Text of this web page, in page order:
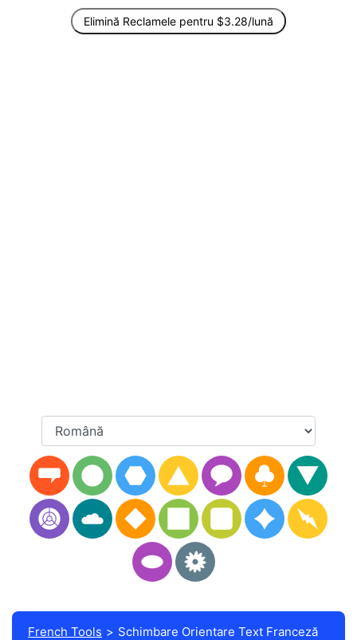
Elimină Reclamele pentru $3.28/lună
French Tools Schimbare Orientare Text Franceză